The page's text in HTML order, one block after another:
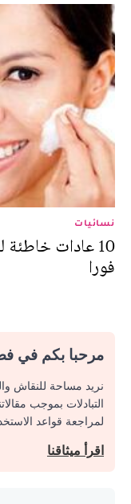
نسائيات
10 عادات
فورا
مرحبا بكم في
نريد مساحة للنقاش
التبادلات بموجب
لمراجعة قواعد
اقرأ ميثاقنا